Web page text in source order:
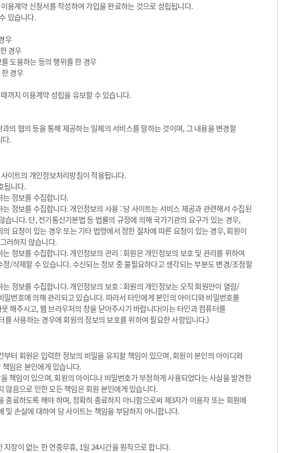
용계약 신청서를 작성하여 가입을 완료하는 것으로 성립됩니다.
있습니다.
우
경우
도용하는 등의 행위를 한 경우
경우
까지 이용계약 성립을 유보할 수 있습니다.
의 협의 등을 통해 제공하는 일체의 서비스를 말하는 것이며, 그 내용을 변경할
다.
이트의 개인정보처리방침이 적용됩니다.
됩니다.
정보를 수집합니다.
정보를 수집합니다. 개인정보의 사용 : 당 사이트는 서비스 제공과 관련해서 수집된
니다. 단, 전기통신기본법 등 법률의 규정에 의해 국가기관의 요구가 있는 경우,
요청이 있는 경우 또는 기타 법령에서 정한 절차에 따른 요청이 있는 경우, 회원이
러하지 않습니다.
정보를 수집합니다. 개인정보의 관리 : 회원은 개인정보의 보호 및 관리를 위하여
/삭제할 수 있습니다. 수신되는 정보 중 불필요하다고 생각되는 부분도 변경/조정할
정보를 수집합니다. 개인정보의 보호 : 회원의 개인정보는 오직 회원만이 열람/
번호에 의해 관리되고 있습니다. 따라서 타인에게 본인의 아이디와 비밀번호를
해주시고, 웹 브라우저의 창을 닫아주시기 바랍니다(이는 타인과 컴퓨터를
사용하는 경우에 회원의 정보의 보호를 위하여 필요한 사항입니다.)
터 회원은 입력한 정보의 비밀을 유지할 책임이 있으며, 회원이 본인의 아이디와
임은 본인에게 있습니다.
책임이 있으며, 회원의 아이디나 비밀번호가 부정하게 사용되었다는 사실을 발견한
않음으로 인한 모든 책임은 회원 본인에게 있습니다.
종료하도록 해야 하며, 정확히 종료하지 아니함으로써 제3자가 이용자 또는 회원에
손실에 대하여 당 사이트는 책임을 부담하지 아니합니다.
장이 없는 한 연중무휴, 1일 24시간을 원칙으로 합니다.